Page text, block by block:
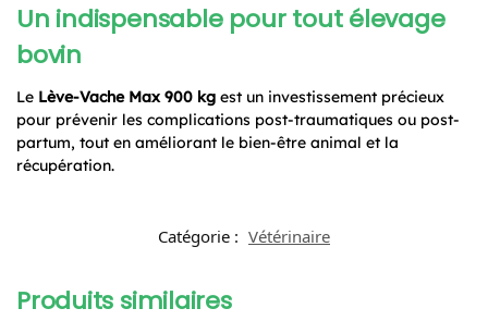
Un indispensable pour tout élevage
bovin
Le Lève-Vache Max 900 kg est un investissement précieux
pour prévenir les complications post-traumatiques ou post-
partum, tout en améliorant le bien-être animal et la
récupération.
Catégorie : Vétérinaire
Produits similaires